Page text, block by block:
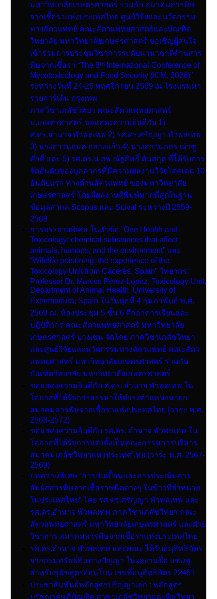
มหาวิทยาลัยเกษตรศาสตร์ ร่วมกับ สมาคมสารพิษ
จากเชื้อราแห่งประเทศไทย ศูนย์วิจัยและนวัตกรรม
ทางสัตวแพทย์ คณะสัตวแพทยศาสตร์และบัณฑิต
วิทยาลัย มหาวิทยาลัยเกษตรศาสตร์ ขอเชิญผู้สนใจ
เข้าร่วมการประชุมวิชาการระดับนานาชาติด้านสาร
พิษจากเชื้อรา “The 8ᵗʰ International Conference of
Mycotoxicology and Food Security (ICM, 2026)”
ระหว่างวันที่ 24-26 พฤศจิกายน 2569 ณ โรงแรมมา
รวยการ์เด้น กรุงเทพ
ภาควิชาเภสัชวิทยา คณะสัตวแพทยศาสตร์
ม.เกษตรศาสตร์ ขอแสดงความยินดีกับ 1)
ศ.ดร.อำนาจ พัวพลเทพ 2) รศ.ดร.ศรัญญา พัวพลเทพ
3) นางสาวนฤมล กลางแก้ว 4) นางสาวนภสร เผ่าชู
ศักดิ์ และ 5) รศ.ดร.น.สพ.ณัฐสิทธิ์ ตันสกุล ที่ไ้ด้รับการ
จัดอันดับของบุคลากรที่มีความผลงานวิจัยโดดเด่น 10
อันดับแรก ทางด้านสัตวแพทย์ ของมหาวิทยาลัย
เกษตรศาสตร์ โดยมีผลงานตีพิมพ์มากที่สุดในฐาน
ข้อมูลสากล Scopus และ Scival ระหว่างปี 2559-
2568
การบรรยายพิเศษ ในหัวข้อ “One Health and
Toxicology: chemical substances that affect
animals, humans, and the environment” และ
“Wildlife poisoning: the experience of the
Toxicology Unit from Cáceres, Spain” วิทยากร:
Professor Dr. Marcos Pérez-López, Toxicology Unit,
Department of Animal Health, University of
Extremadura, Spain ในวันพุธที่ 4 กุมภาพันธ์ พ.ศ.
2569 ณ. ห้องประชุม 5 ชั้น 6 ตึกอาคารเรียนและ
ปฏิบัติการ คณะสัตวแพทยศาสตร์ มหาวิทยาลัย
เกษตรศาสตร์ บางเขน จัดโดย ภาควิชาเภสัชวิทยา
และศูนย์วิจัยและนวัตกรรมทางสัตวแพทย์ คณะสัตว
แพทยศาสตร์ มหาวิทยาลัยเกษตรศาสตร์ ร่วมกับ
บัณฑิตวิทยาลัย มหาวิทยาลัยเกษตรศาสตร์
ขอแสดงความยินดีกับ ศ.ดร. อำนาจ พัวพลเทพ ใน
โอกาสที่ได้รับการสรรหาให้ดำรงตำแหน่งนายก
สมาคมสารพิษจากเชื้อราแห่งประทศไทย (วาระ พ.ศ.
2568-2572)
ขอแสดงความยินดีกับ รศ.ดร. อำนาจ พัวพลเทพ ใน
โอกาสที่ได้รับการแต่งตั้งเป็นคณะกรรมการบริหาร
สมาคมเภสัชวิทยาแห่งประเทศไทย (วาระ พ.ศ. 2567-
2569)
บทความพิเศษ “การปนเปื้อนและการประเมินการ
สัมผัสสารพิษจากเชื้อราชนิดต่างๆ ในข้าวที่จำหน่าย
ในประเทศไทย” โดย รศ.ดร.ศรัญญา พัวพลเทพ และ
รศ.ดร.อำนาจ พัวพลเทพ ภาควิชาเภสัชวิทยา คณะ
สัตวแพทยศาสตร์ มหาวิทยาลัยเกษตรศาสตร์ และฝ่าย
วิชาการ สมาคมสารพิษจากเชื้อราแห่งประเทศไทย
รศ.ดร.อำนาจ พัวพลเทพ และคณะ ได้รับอนุสิทธิบัตร
จากกรมทรัพย์สินทางปัญญา ในผลงานชื่อ แชมพู
สำหรับสุนัขสูตรอ่อนโยน เลขที่อนุสิทธิบัตร 22461
ประชาสัมพันธ์หลักสูตรปริญญาเอก : หลักสูตร
ปรัชญาดุษฎีบัณฑิต สาขาเภสัชวิทยาและพิษวิทยา